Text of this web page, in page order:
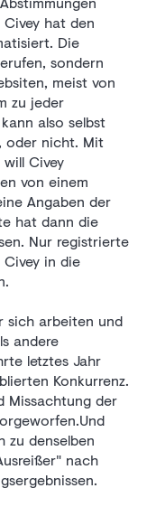
hat den
Die
sondern
meist von
zu jeder
also selbst
oder nicht. Mit
Civey
von einem
Angaben der
hat dann die
Nur registrierte
in die
sich arbeiten und
andere
letztes Jahr
Konkurrenz.
Missachtung der
zu denselben
nach